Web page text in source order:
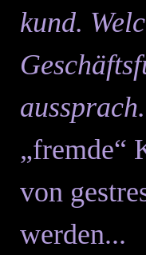
kund.
„fremde“
von
werden...